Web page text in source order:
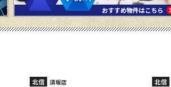
北信 長野稲田店 北信